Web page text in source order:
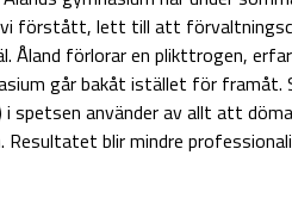
förstått, lett till att
Åland förlorar en plikttrogen,
går bakåt istället för framåt.
i spetsen använder av allt att
Resultatet blir mindre